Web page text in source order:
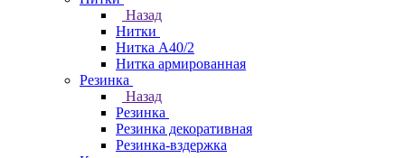
Назад
Нитки
Нитка А40/2
Нитка армированная
Резинка
Назад
Резинка
Резинка декоративная
Резинка-вздержка